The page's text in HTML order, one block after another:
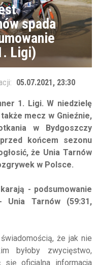
spada
Ligi)
05.07.2021, 23:30
1. Ligi. W niedzielę
mecz w Gnieźnie,
w Bydgoszczy
końcem sezonu
że Unia Tarnów
w Polsce.
- podsumowanie
Tarnów (59:31,
że jak nie
byłoby zwycięstwo,
oficjalna informacja